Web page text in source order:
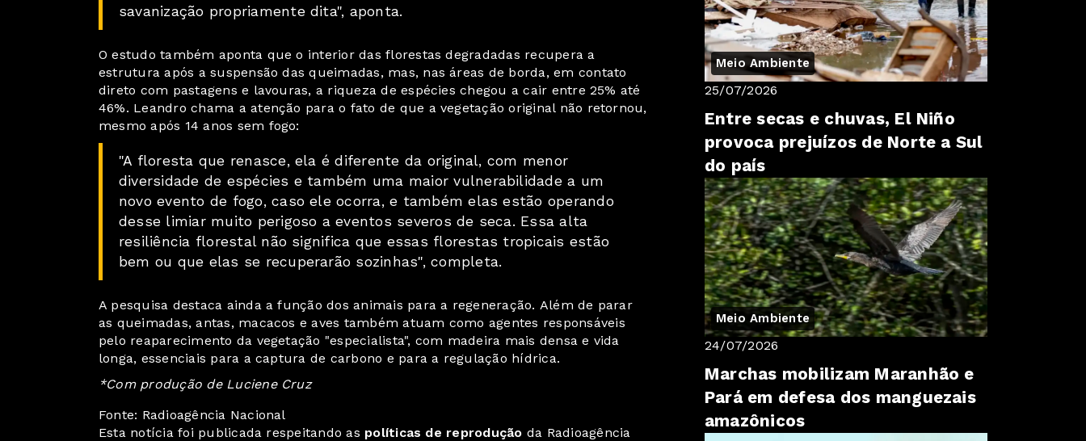
savanização propriamente dita", aponta.
O estudo também aponta que o interior das florestas degradadas recupera a
estrutura após a suspensão das queimadas, mas, nas áreas de borda, em contato
direto com pastagens e lavouras, a riqueza de espécies chegou a cair entre 25% até
46%. Leandro chama a atenção para o fato de que a vegetação original não retornou,
mesmo após 14 anos sem fogo:
"A floresta que renasce, ela é diferente da original, com menor
diversidade de espécies e também uma maior vulnerabilidade a um
novo evento de fogo, caso ele ocorra, e também elas estão operando
desse limiar muito perigoso a eventos severos de seca. Essa alta
resiliência florestal não significa que essas florestas tropicais estão
bem ou que elas se recuperarão sozinhas", completa.
A pesquisa destaca ainda a função dos animais para a regeneração. Além de parar
as queimadas, antas, macacos e aves também atuam como agentes responsáveis
pelo reaparecimento da vegetação "especialista", com madeira mais densa e vida
longa, essenciais para a captura de carbono e para a regulação hídrica.
*Com produção de Luciene Cruz
Fonte: Radioagência Nacional
Esta notícia foi publicada respeitando as políticas de reprodução da Radioagência
Meio Ambiente
25/07/2026
Entre secas e chuvas, El Niño
provoca prejuízos de Norte a Sul
do país
Meio Ambiente
24/07/2026
Marchas mobilizam Maranhão e
Pará em defesa dos manguezais
amazônicos